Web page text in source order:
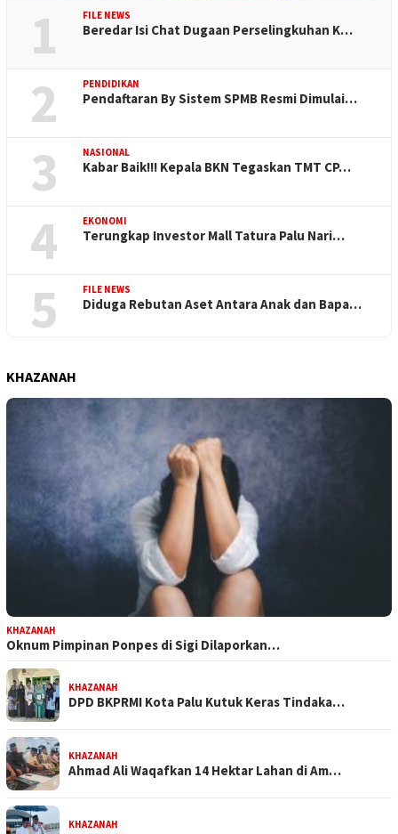
1 FILE NEWS
Beredar Isi Chat Dugaan Perselingkuhan K…
2 PENDIDIKAN
Pendaftaran By Sistem SPMB Resmi Dimulai…
3 NASIONAL
Kabar Baik!!! Kepala BKN Tegaskan TMT CP…
4 EKONOMI
Terungkap Investor Mall Tatura Palu Nari…
5 FILE NEWS
Diduga Rebutan Aset Antara Anak dan Bapa…
KHAZANAH
KHAZANAH
Oknum Pimpinan Ponpes di Sigi Dilaporkan…
KHAZANAH
DPD BKPRMI Kota Palu Kutuk Keras Tindaka…
KHAZANAH
Ahmad Ali Waqafkan 14 Hektar Lahan di Am…
KHAZANAH